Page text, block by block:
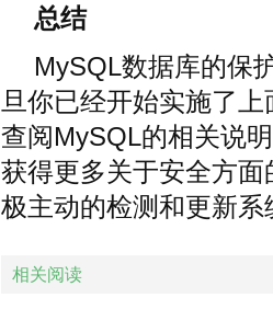
总结
MySQL数据库的保
旦你已经开始实施了
查阅MySQL的相关说
获得更多关于安全方
极主动的检测和更新
相关阅读